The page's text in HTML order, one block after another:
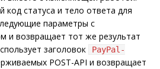
код статуса и тело ответа для
параметры с
и возвращает тот же результат
заголовок
PayPal-
POST-API и возвращает